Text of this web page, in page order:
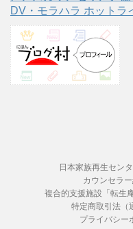
DV・モラハラ ホットラ
日本家族再生セン
カウンセラ
複合的支援施設「転生
特定商取引法（
プライバシー